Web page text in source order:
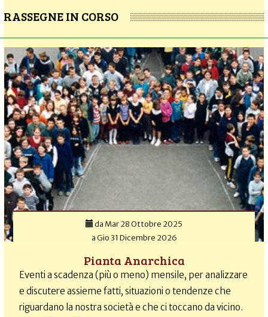
RASSEGNE IN CORSO
da Mar 28 Ottobre 2025
aGio 31 Dicembre 2026
Pianta Anarchica
Eventi a scadenza (più o meno) mensile, per analizzare
e discutere assieme fatti, situazioni o tendenze che
riguardano la nostra società e che ci toccano da vicino.